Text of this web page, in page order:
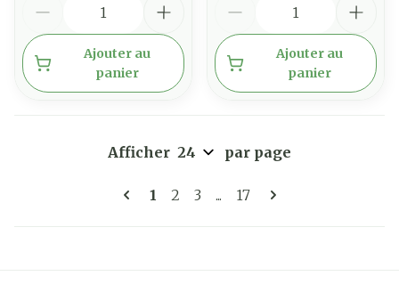
Ajouter au
panier
Ajouter au
panier
Pages
Vous lisez actuellement la page
1 Page
2 Page
3 ... Page
17
Afficher par page